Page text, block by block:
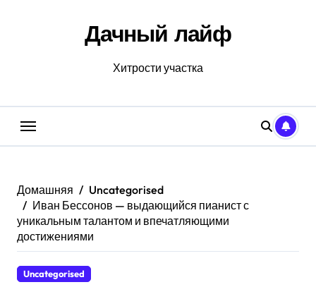
Дачный лайф
Хитрости участка
Домашняя
Uncategorised
Иван Бессонов — выдающийся пианист с
уникальным талантом и впечатляющими
достижениями
Uncategorised